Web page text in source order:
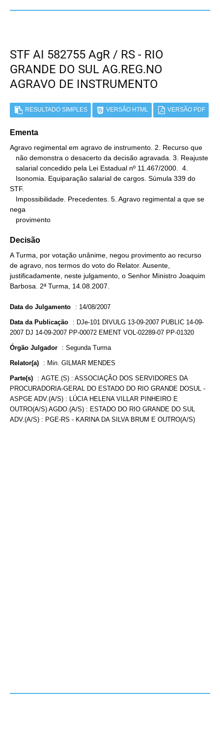
STF AI 582755 AgR / RS - RIO
GRANDE DO SUL AG.REG.NO
AGRAVO DE INSTRUMENTO
RESULTADO SIMPLES VERSÃO HTML VERSÃO PDF
Ementa
Agravo regimental em agravo de instrumento. 2. Recurso que
STF.
nega
   provimento
Decisão
A Turma, por votação unânime, negou provimento ao recurso
de agravo, nos termos do voto do Relator. Ausente,
justificadamente, neste julgamento, o Senhor Ministro Joaquim
Barbosa. 2ª Turma, 14.08.2007.
Data do Julgamento : 14/08/2007
Data da Publicação : DJe-101 DIVULG 13-09-2007 PUBLIC 14-09-
2007 DJ 14-09-2007 PP-00072 EMENT VOL-02289-07 PP-01320
Órgão Julgador : Segunda Turma
Relator(a) : Min. GILMAR MENDES
Parte(s) : AGTE.(S) : ASSOCIAÇÃO DOS SERVIDORES DA
PROCURADORIA-GERAL DO ESTADO DO RIO GRANDE DOSUL -
ASPGE ADV.(A/S) : LÚCIA HELENA VILLAR PINHEIRO E
OUTRO(A/S) AGDO.(A/S) : ESTADO DO RIO GRANDE DO SUL
ADV.(A/S) : PGE-RS - KARINA DA SILVA BRUM E OUTRO(A/S)